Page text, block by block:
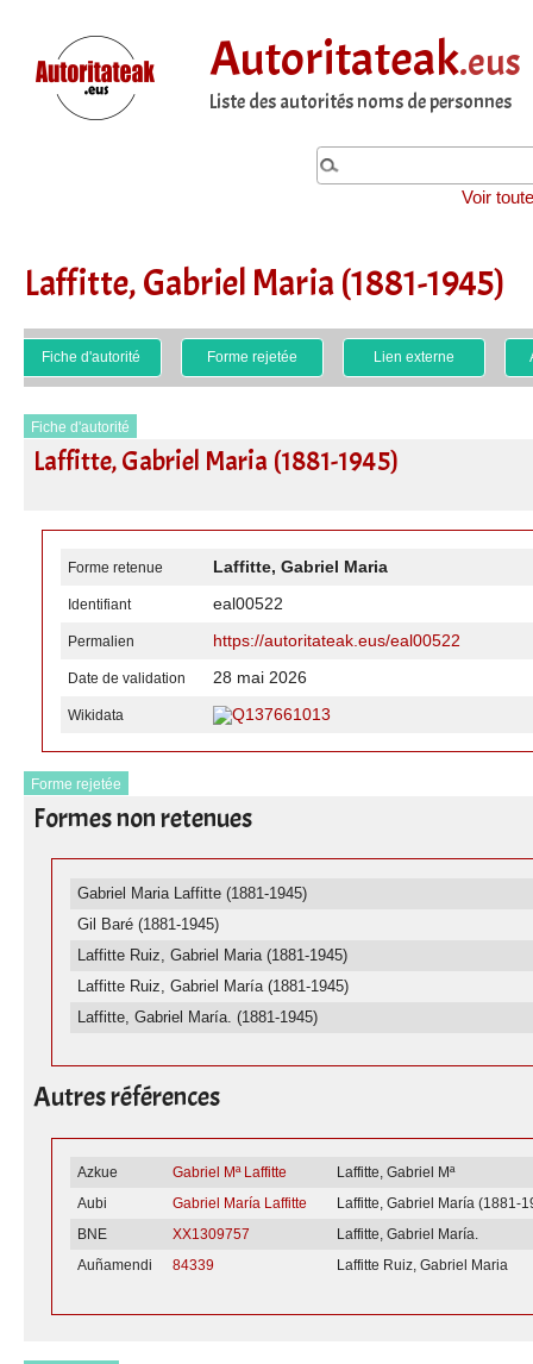
Autoritateak.eus
Liste des autorités noms de personnes
Voir
Laffitte, Gabriel Maria (1881-1945)
Fiche d'autorité Forme rejetée Lien externe
Fiche d'autorité
Laffitte, Gabriel Maria (1881-1945)
Forme retenue Laffitte, Gabriel Maria
Identifiant eal00522
Permalien https://autoritateak.eus/eal00522
Date de validation 28 mai 2026
Wikidata Q137661013
Forme rejetée
Formes non retenues
Gabriel Maria Laffitte (1881-1945)
Gil Baré (1881-1945)
Laffitte Ruiz, Gabriel Maria (1881-1945)
Laffitte Ruiz, Gabriel María (1881-1945)
Laffitte, Gabriel María. (1881-1945)
Autres références
Azkue Gabriel Mª Laffitte
Laffitte, Gabriel Mª
Aubi
Gabriel María Laffitte
Laffitte, Gabriel María (1881-
BNE
XX1309757
Laffitte, Gabriel María.
Auñamendi
84339 Laffitte Ruiz, Gabriel Maria